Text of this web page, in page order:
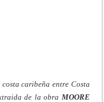
caribeña entre Costa
de la obra MOORE